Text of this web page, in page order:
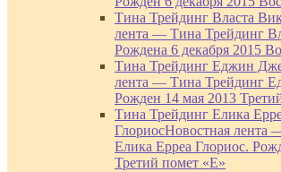
Тина Трейдинг Власта
лента — Тина Трейдинг
Рождена 6 декабря 2015
Тина Трейдинг Еджин
лента — Тина Трейдинг
Рожден 14 мая 2013
Тина Трейдинг Елика
ГлориосНовостная лента
Елика Ерреа Глориос.
Третий помет «Е»